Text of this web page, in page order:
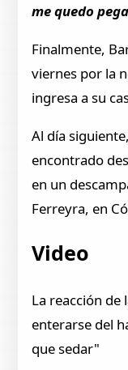
me quedo
Finalmente,
viernes por la
ingresa a su
Al día
encontrado
en un
Ferreyra, en
Video
La reacción de
enterarse del
que sedar"